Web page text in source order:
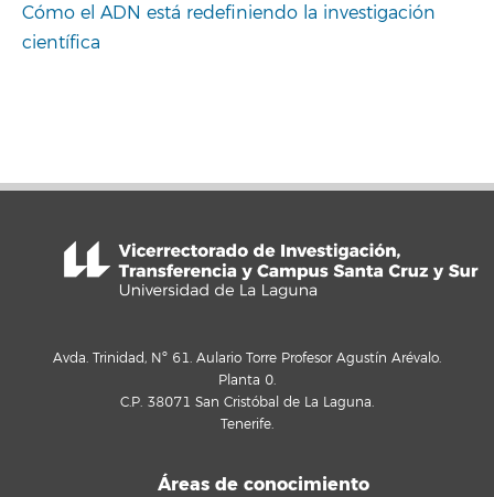
Cómo el ADN está redefiniendo la investigación
científica
Avda. Trinidad, Nº 61. Aulario Torre Profesor Agustín Arévalo.
Planta 0.
C.P. 38071 San Cristóbal de La Laguna.
Tenerife.
Áreas de conocimiento